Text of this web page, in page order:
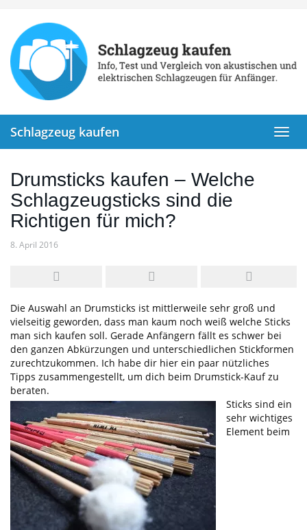
main
content
Schlagzeug kaufen
Drumsticks kaufen – Welche
Schlagzeugsticks sind die
Richtigen für mich?
8. April 2016
Die Auswahl an Drumsticks ist mittlerweile sehr groß und
vielseitig geworden, dass man kaum noch weiß welche Sticks
man sich kaufen soll. Gerade Anfängern fällt es schwer bei
den ganzen Abkürzungen und unterschiedlichen Stickformen
zurechtzukommen. Ich habe dir hier ein paar nützliches
Tipps zusammengestellt, um dich beim Drumstick-Kauf zu
beraten.
Sticks sind ein
sehr wichtiges
Element beim